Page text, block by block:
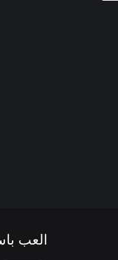
العب